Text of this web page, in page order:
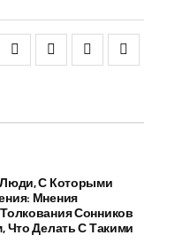
Люди, С Которыми
Мнения
Сонников
Что Делать С Такими